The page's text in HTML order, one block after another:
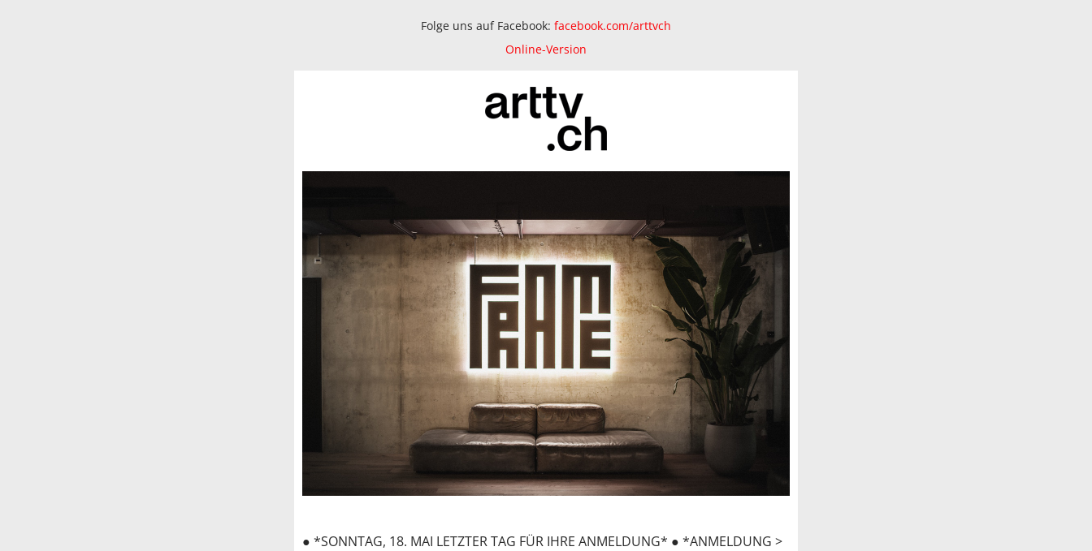
Folge uns auf Facebook: facebook.com/arttvch
Online-Version
● *SONNTAG, 18. MAI LETZTER TAG FÜR IHRE ANMELDUNG* ● *ANMELDUNG >